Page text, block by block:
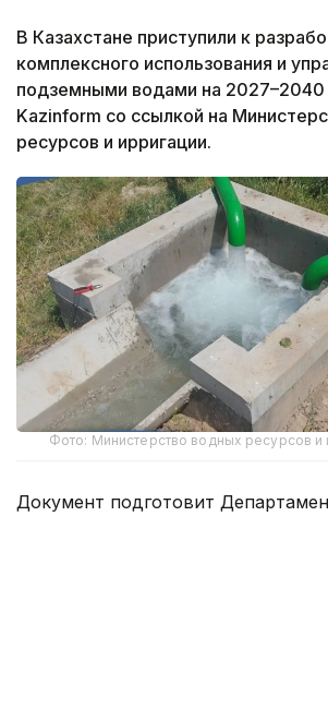
В Казахстане приступили к
комплексного использования и
подземными водами на
Kazinform со ссылкой на
ресурсов и ирригации.
Фото: Министерство водных ресурсов и
Документ подготовит